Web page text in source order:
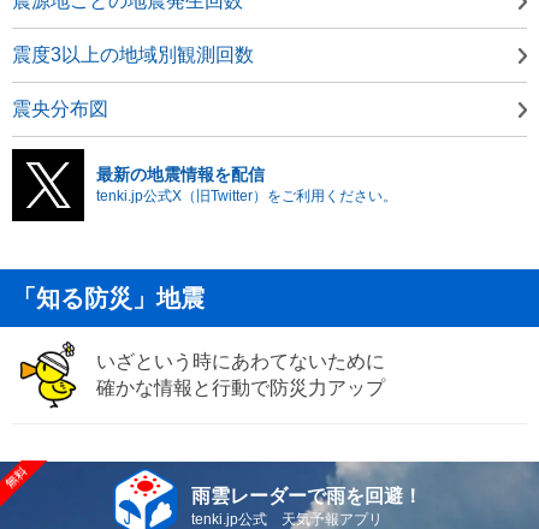
震度3以上の地域別観測回数
震央分布図
最新の地震情報を配信
tenki.jp公式X（旧Twitter）をご利用ください。
「知る防災」地震
いざという時にあわてないために
確かな情報と行動で防災力アップ
雨雲レーダーで雨を回避！
tenki.jp公式 天気予報アプリ